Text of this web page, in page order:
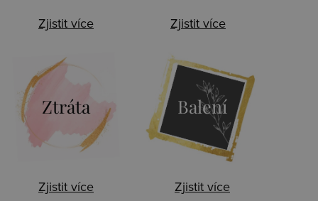
Zjistit více Zjistit více
Ztráta
Zjistit více
Balení
Zjistit více